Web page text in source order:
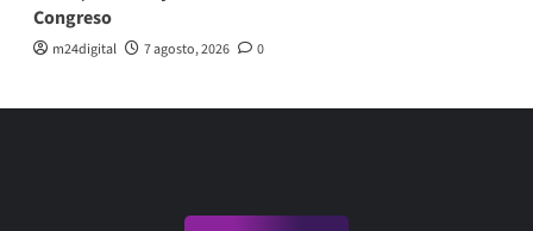
Congreso
m24digital 7 agosto, 2026 0